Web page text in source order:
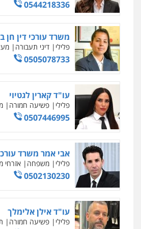
0522992110
עו"ד יוסי חמצני
מס הלבנת הון
עו"ד שאדי נאטור
0509230800
משרד עורכי דין
0549911449